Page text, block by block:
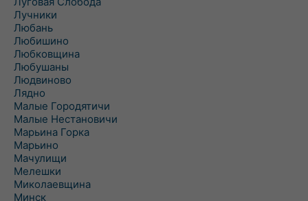
Лучники
Любань
Любишино
Любковщина
Любушаны
Людвиново
Лядно
Малые Городятичи
Малые Нестановичи
Марьина Горка
Марьино
Мачулищи
Мелешки
Миколаевщина
Минск